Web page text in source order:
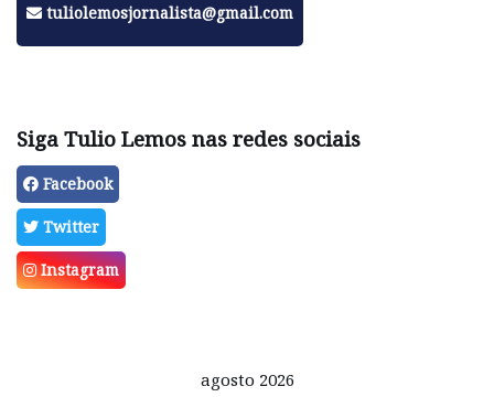
tuliolemosjornalista@gmail.com
Siga Tulio Lemos nas redes sociais
Facebook
Twitter
Instagram
agosto 2026